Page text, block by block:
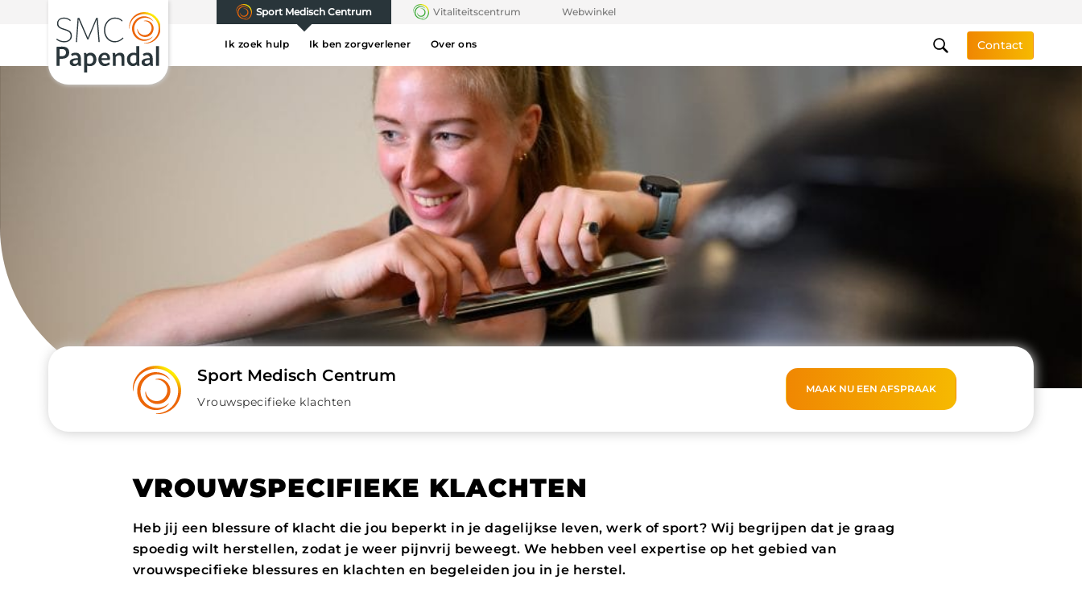
Sport Medisch Centrum Vitaliteitscentrum Webwinkel
Ik zoek hulp Ik ben zorgverlener Over ons Contact
Sport Medisch Centrum
Vrouwspecifieke klachten
MAAK NU EEN AFSPRAAK
VROUWSPECIFIEKE KLACHTEN
Heb jij een blessure of klacht die jou beperkt in je dagelijkse leven, werk of sport? Wij begrijpen dat je graag
spoedig wilt herstellen, zodat je weer pijnvrij beweegt. We hebben veel expertise op het gebied van
vrouwspecifieke blessures en klachten en begeleiden jou in je herstel.